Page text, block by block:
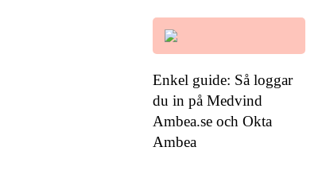
Enkel guide: Så loggar
du in på Medvind
Ambea.se och Okta
Ambea